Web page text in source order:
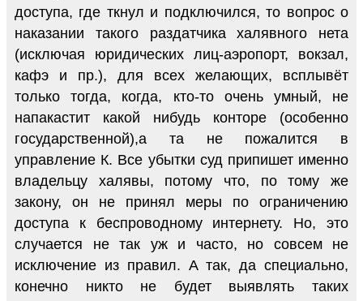
доступа, где ткнул и подключился, то вопрос о
наказании такого раздатчика халявного нета
(исключая юридических лиц-аэропорт, вокзал,
кафэ и пр.), для всех желающих, всплывёт
только тогда, когда, кто-то очень умный, не
напакастит какой нибудь конторе (особенно
государственной),а та не пожалится в
управление К. Все убытки суд припишет именно
владельцу халявы, потому что, по тому же
закону, он не принял меры по ограничению
доступа к беспроводному интернету. Но, это
случается не так уж и часто, но совсем не
исключение из правил. А так, да специально,
конечно никто не будет выявлять таких